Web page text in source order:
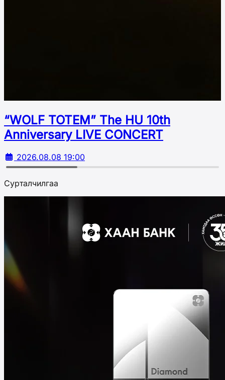
“WOLF TOTEM” The HU 10th
Аnniversary LIVE CONCERT
2026.08.08 19:00
Сурталчилгаа